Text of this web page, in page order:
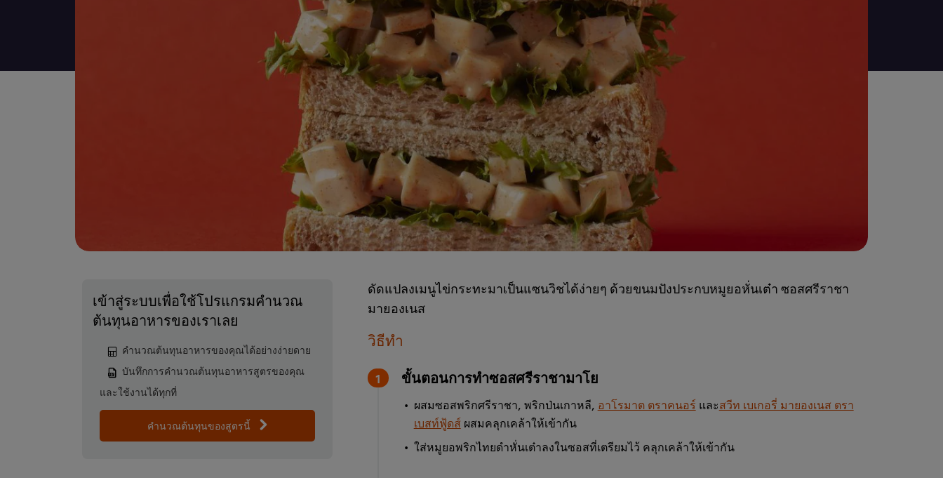
เข้าสู่ระบบเพื่อใช้โปรแกรมคำนวณ
ต้นทุนอาหารของเราเลย
คำนวณต้นทุนอาหารของคุณได้อย่างง่ายดาย
บันทึกการคำนวณต้นทุนอาหารสูตรของคุณ
และใช้งานได้ทุกที่
คำนวณต้นทุนของสูตรนี้
ดัดแปลงเมนูไข่กระทะมาเป็นแซนวิชได้ง่ายๆ ด้วยขนมปังประกบหมูยอหั่นเต๋า ซอสศรีราชา
มายองเนส
วิธีทำ
ขั้นตอนการทำซอสศรีราชามาโย
ผสมซอสพริกศรีราชา, พริกป่นเกาหลี, อาโรมาต ตราคนอร์ และสวีท เบเกอรี่ มายองเนส ตรา
เบสท์ฟู้ดส์ ผสมคลุกเคล้าให้เข้ากัน
ใส่หมูยอพริกไทยดำหั่นเต๋าลงในซอสที่เตรียมไว้ คลุกเคล้าให้เข้ากัน